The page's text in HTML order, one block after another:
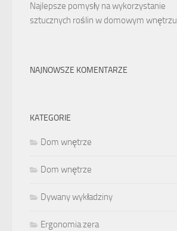
Najlepsze pomysły na wykorzystanie
sztucznych roślin w domowym wnętrzu
NAJNOWSZE KOMENTARZE
KATEGORIE
Dom wnętrze
Dom wnętrze
Dywany wykładziny
Ergonomia zera